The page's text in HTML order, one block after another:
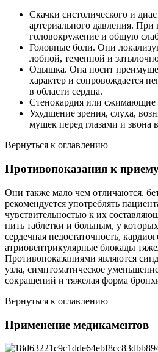
Скачки систолического и
артериального давления.
головокружение и общую
Головные боли. Они
лобной, теменной и
Одышка. Она носит
характер и сопровождается
в области сердца.
Стенокардия или сжимающие
Ухудшение зрения, слуха,
мушек перед глазами и звона
Вернуться к оглавлению
Противопоказания к
Они также мало чем отличаются.
рекомендуется употреблять
чувствительностью к их
пить таблетки и больным, у
сердечная недостаточность,
атриовентрикулярные блокады
Противопоказаниями являются
узла, симптоматическое
сокращений и тяжелая форма
Вернуться к оглавлению
Применение медикаментов